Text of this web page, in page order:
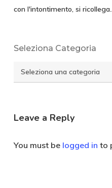
con l'intontimento, si
Seleziona Categoria
Seleziona
Categoria
Leave a Reply
You must be logged in to